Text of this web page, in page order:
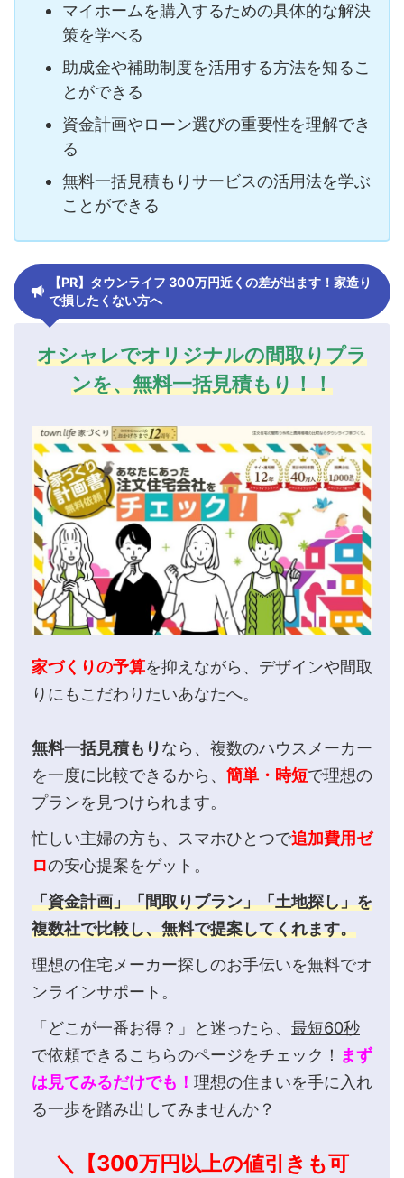
マイホームを購入するための具体的な解決
策を学べる
助成金や補助制度を活用する方法を知るこ
とができる
資金計画やローン選びの重要性を理解でき
る
無料一括見積もりサービスの活用法を学ぶ
ことができる
【PR】タウンライフ 300万円近くの差が出ます！家造り
で損したくない方へ
オシャレでオリジナルの間取りプラ
ンを、無料一括見積もり！！
家づくりの予算を抑えながら、デザインや間取
りにもこだわりたいあなたへ。
無料一括見積もりなら、複数のハウスメーカー
を一度に比較できるから、 簡単・時短で理想の
プランを見つけられます。
忙しい主婦の方も、スマホひとつで追加費用ゼ
ロの安心提案をゲット。
「資金計画」「間取りプラン」「土地探し」を
複数社で比較し、無料で提案してくれます。
理想の住宅メーカー探しのお手伝いを無料でオ
ンラインサポート。
「どこが一番お得？」と迷ったら、 最短60秒
で依頼できるこちらのページをチェック！ まず
は見てみるだけでも！ 理想の住まいを手に入れ
る一歩を踏み出してみませんか？
＼【300万円以上の値引きも可